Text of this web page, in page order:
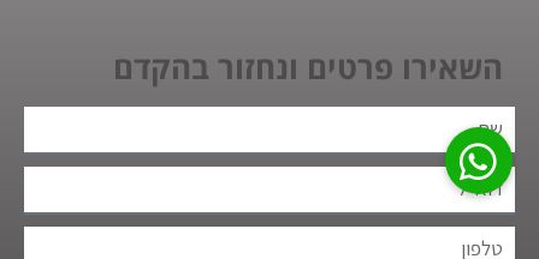
השאירו פרטים ונחזור בהקדם